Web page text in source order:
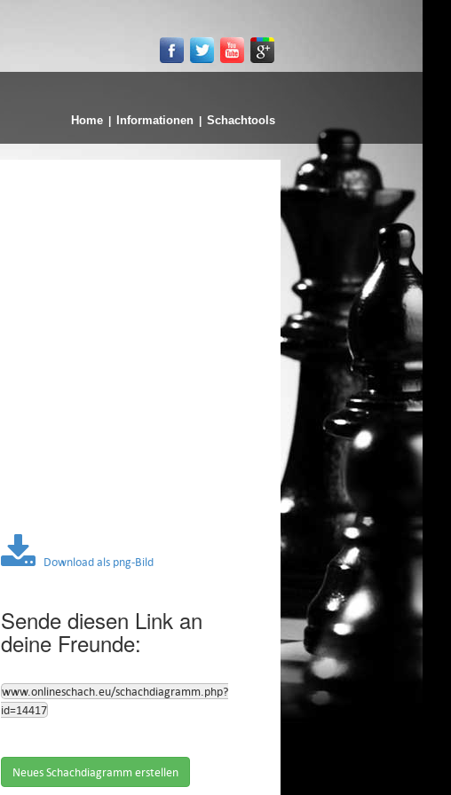
Home Informationen Schachtools
Download als png-Bild
Sende diesen Link an
deine Freunde:
www.onlineschach.eu/schachdiagramm.php?
id=14417
Neues Schachdiagramm erstellen